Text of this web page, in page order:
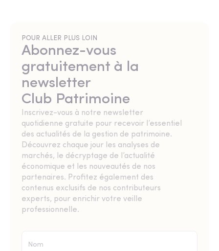
POUR ALLER PLUS LOIN
Abonnez-vous
gratuitement à la
newsletter
Club Patrimoine
Inscrivez-vous à notre newsletter
quotidienne gratuite pour recevoir l’essentiel
des actualités de la gestion de patrimoine.
Découvrez chaque jour les analyses de
marchés, le décryptage de l’actualité
économique et les nouveautés de nos
partenaires. Profitez également des
contenus exclusifs de nos contributeurs
experts, pour enrichir votre veille
professionnelle.